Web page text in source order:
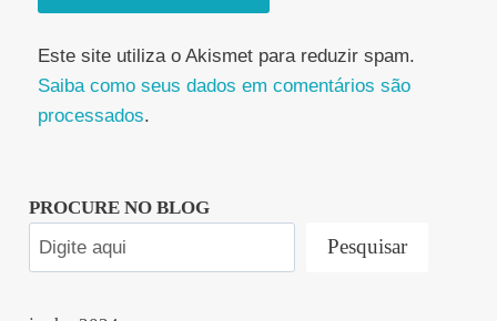
Este site utiliza o Akismet para reduzir spam.
Saiba como seus dados em comentários são
processados.
PROCURE NO BLOG
Pesquisar